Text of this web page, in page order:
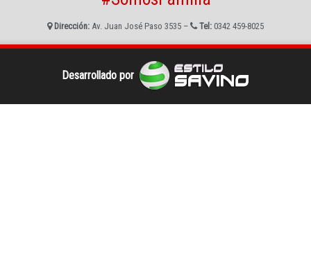
Dirección: Av. Juan José Paso 3535 – Tel: 0342 459-8025
Desarrollado por